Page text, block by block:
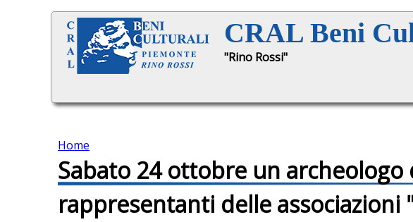
CRAL Beni
"Rino Rossi"
T
u
Home
Sabato 24 ottobre un
rappresentanti delle associazioni